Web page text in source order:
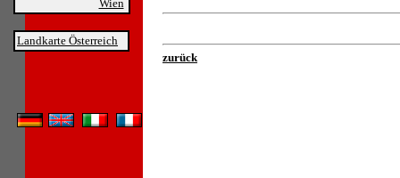
Wien
Landkarte Österreich
zurück